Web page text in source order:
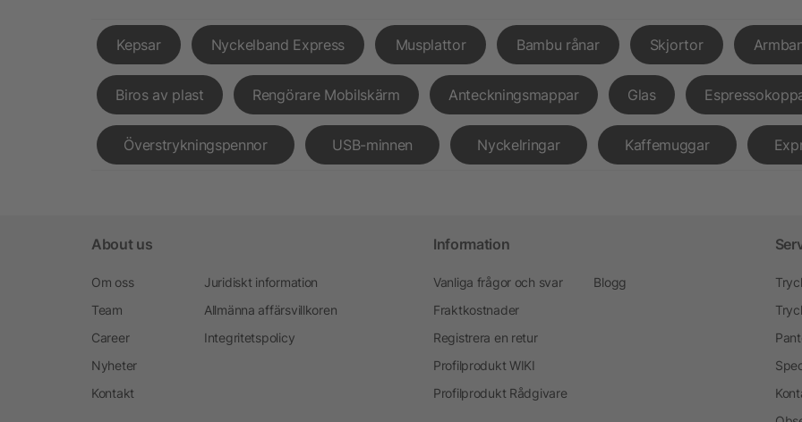
Kepsar Nyckelband Express Musplattor Bambu rånar Skjortor
Biros av plast Rengörare Mobilskärm Anteckningsmappar Glas
Överstrykningspennor USB-minnen Nyckelringar Kaffemuggar
About us
Om oss
Team
Career
Nyheter
Kontakt
Juridiskt information
Allmänna affärsvillkoren
Integritetspolicy
Information
Vanliga frågor och svar
Fraktkostnader
Registrera en retur
Profilprodukt WIKI
Profilprodukt Rådgivare
Blogg